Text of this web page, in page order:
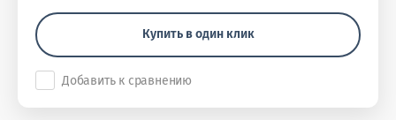
Купить в один клик
Добавить к сравнению